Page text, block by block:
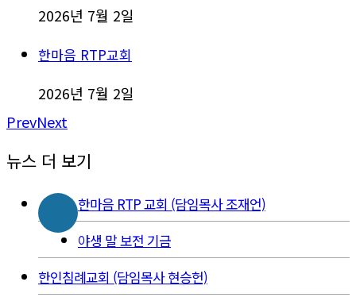
2026년 7월 2일
한마음 RTP교회
2026년 7월 2일
PrevNext
뉴스 더 보기
한마음 RTP 교회 (담임목사 조재언)
야생 말 보전 기금
한인침례교회 (담임목사 현승헌)